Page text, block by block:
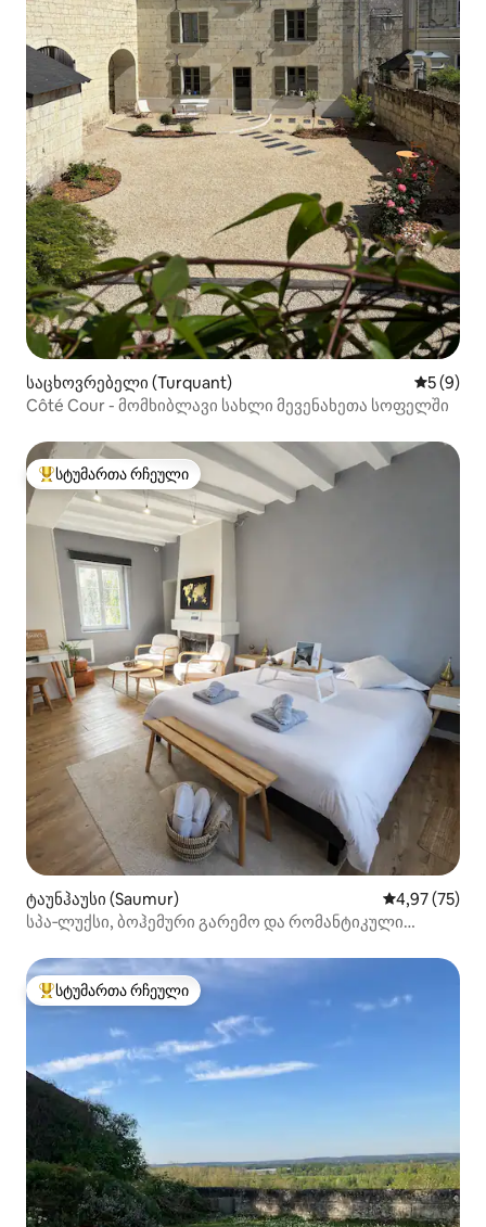
საცხოვრებელი (Turquant) საშუალო
5 (9)
Côté Cour - მომხიბლავი სახლი მევენახეთა სოფელში
სტუმართა რჩეული მოწინავე ვარიანტი
სტუმართა რჩეული
ტაუნჰაუსი (Saumur) საშუალო
4,97 (75)
სპა‑ლუქსი, ბოჰემური გარემო და რომანტიკული
სტუმართა რჩეული მოწინავე ვარიანტი
სტუმართა რჩეული